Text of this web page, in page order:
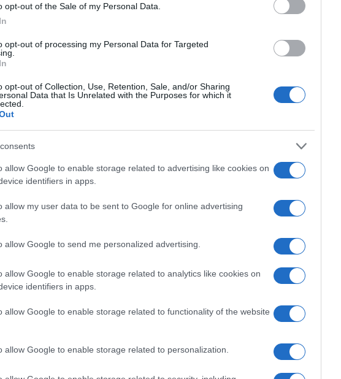
opt-out of the Sale of my Personal Data.
opt-out of processing my Personal Data for Targeted
opt-out of Collection, Use, Retention, Sale, and/or Sharing
Data that Is Unrelated with the Purposes for which it
allow Google to enable storage related to advertising like cookies on
identifiers in apps.
allow my user data to be sent to Google for online advertising
allow Google to send me personalized advertising.
allow Google to enable storage related to analytics like cookies on
identifiers in apps.
allow Google to enable storage related to functionality of the website
allow Google to enable storage related to personalization.
come ci influenza
refrigeranti, è fondamentale chiarire un
significa realmente? In termini semplici, la
“ballando” le particelle di un oggetto. Più si
la temperatura è anche una questione di
metallo caldo e uno freddo? Scommetto che
al più freddo fino a raggiungere un
termica, che dipende da fattori come la
di temperatura, un grande oggetto avrà più
Ogni materiale ha anche una “capacità
calore è necessario per aumentarne la
che ci circondano giocano un ruolo
caldo e freddo. Ma come si inseriscono le